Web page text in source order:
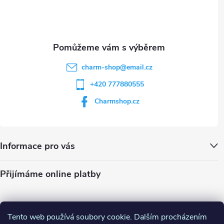
Tento web používá soubory cookie. Dalším procházením
charm-shop@email.cz
+420 777880555
Charmshop.cz
Informace pro vás
Přijímáme online platby